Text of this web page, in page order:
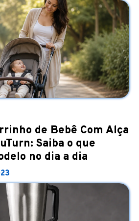
de Bebê Com Alça
Saiba o que
no dia a dia